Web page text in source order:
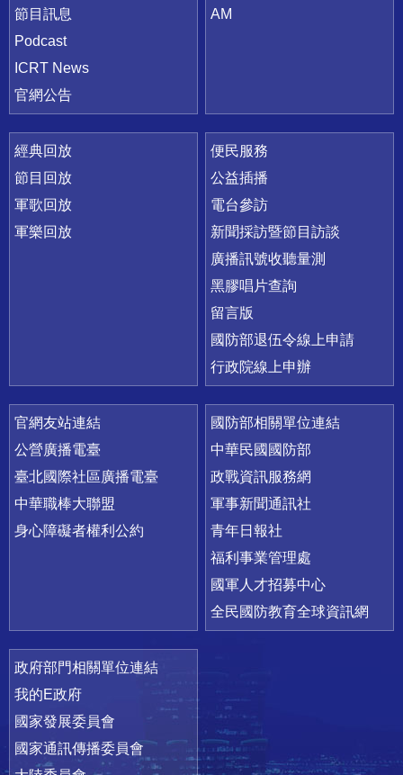
節目訊息
Podcast
ICRT News
官網公告
AM
經典回放
節目回放
軍歌回放
軍樂回放
便民服務
公益插播
電台參訪
新聞採訪暨節目訪談
廣播訊號收聽量測
黑膠唱片查詢
留言版
國防部退伍令線上申請
行政院線上申辦
官網友站連結
公營廣播電臺
臺北國際社區廣播電臺
中華職棒大聯盟
身心障礙者權利公約
國防部相關單位連結
中華民國國防部
政戰資訊服務網
軍事新聞通訊社
青年日報社
福利事業管理處
國軍人才招募中心
全民國防教育全球資訊網
政府部門相關單位連結
我的E政府
國家發展委員會
國家通訊傳播委員會